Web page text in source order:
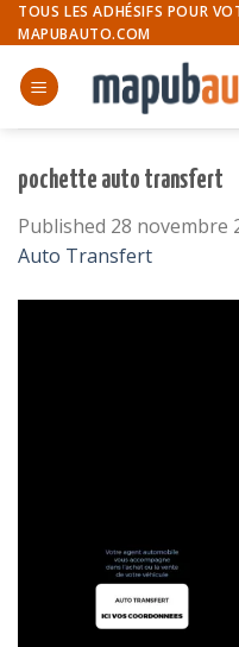
Skip
to
content
TOUS LES ADHÉSIFS POUR
MAPUBAUTO.COM
pochette auto transfert
Published 28 novembre
Auto Transfert